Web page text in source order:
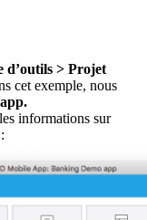
d’outils > Projet
cet exemple, nous
informations sur